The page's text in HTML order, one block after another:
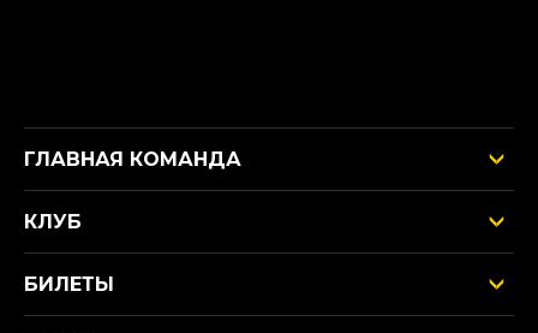
ГЛАВНАЯ КОМАНДА
КЛУБ
БИЛЕТЫ